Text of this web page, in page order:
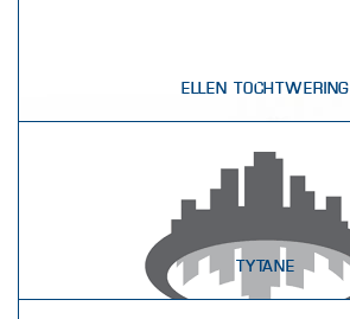
ELLEN TOCHTWERING
TYTANE